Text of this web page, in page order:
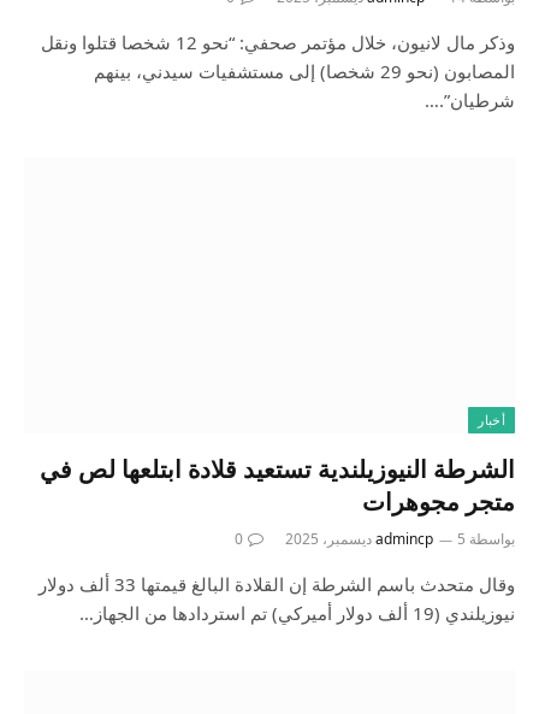
وذكر مال لانيون، خلال مؤتمر صحفي: “نحو 12 شخصا قتلوا ونقل
المصابون (نحو 29 شخصا) إلى مستشفيات سيدني، بينهم
شرطيان”.…
أخبار
الشرطة النيوزيلندية تستعيد قلادة ابتلعها لص في
متجر مجوهرات
بواسطة admincp 5 ديسمبر، 2025 0
وقال متحدث باسم الشرطة إن القلادة البالغ قيمتها 33 ألف دولار
نيوزيلندي (19 ألف دولار أميركي) تم استردادها من الجهاز…